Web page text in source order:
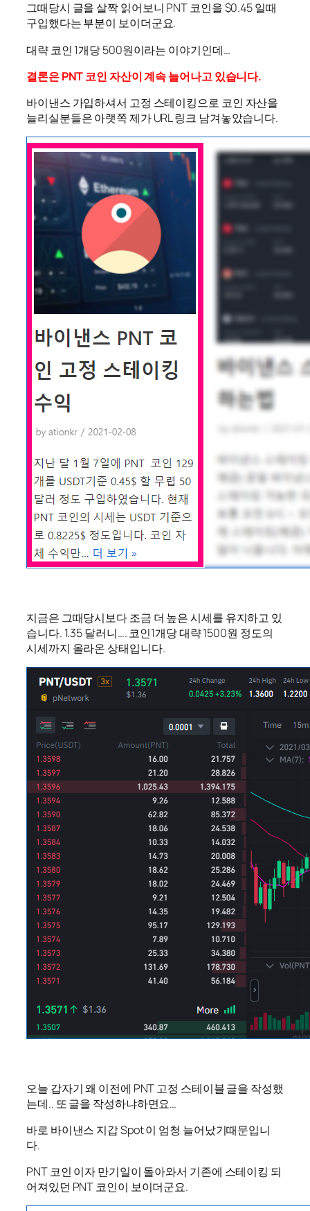
그때당시 글을 살짝 읽어보니 PNT 코인을 $0.45 일때
구입했다는 부분이 보이더군요.
대략 코인 1개당 500원이라는 이야기인데…
결론은 PNT 코인 자산이 계속 늘어나고 있습니다.
바이낸스 가입하셔서 고정 스테이킹으로 코인 자산을
늘리실분들은 아랫쪽 제가 URL 링크 남겨놓았습니다.
지금은 그때당시보다 조금 더 높은 시세를 유지하고 있
습니다. 1.35 달러니…. 코인1개당 대략 1500원 정도의
시세까지 올라온 상태입니다.
오늘 갑자기 왜 이전에 PNT 고정 스테이블 글을 작성했
는데.. 또 글을 작성하냐하면요…
바로 바이낸스 지갑 Spot 이 엄청 늘어났기때문입니
다.
PNT 코인 이자 만기일이 돌아와서 기존에 스테이킹 되
어져있던 PNT 코인이 보이더군요.